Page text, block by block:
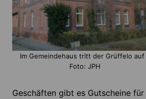
Im Gemeindehaus tritt der Grüffelo auf
Foto: JPH
Geschäften gibt es Gutscheine